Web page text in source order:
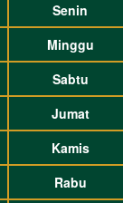
Senin
Minggu
Sabtu
Jumat
Kamis
Rabu